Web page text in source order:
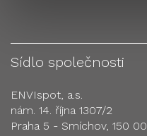
Sídlo společnosti
ENVIspot, a.s.
nám. 14. října 1307/2
Praha 5 - Smíchov, 150 00